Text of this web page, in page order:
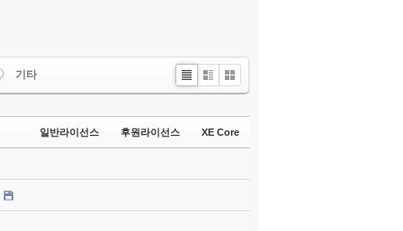
기타
List ZineGallery
일반라이선스 후원라이선스 XE Core